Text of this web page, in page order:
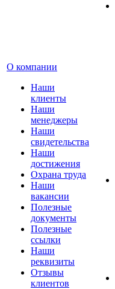
О компании
Наши
клиенты
Наши
менеджеры
Наши
свидетельства
Наши
достижения
Охрана труда
Наши
вакансии
Полезные
документы
Полезные
ссылки
Наши
реквизиты
Отзывы
клиентов